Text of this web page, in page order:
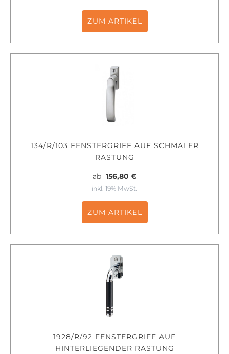
ZUM ARTIKEL
134/R/103 FENSTERGRIFF AUF SCHMALER
RASTUNG
ab 156,80 €
inkl. 19% MwSt.
ZUM ARTIKEL
1928/R/92 FENSTERGRIFF AUF
HINTERLIEGENDER RASTUNG